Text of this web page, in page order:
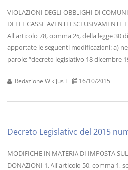
VIOLAZIONI DEGLI OBBLIGHI DI
DELLE CASSE AVENTI ESCLUSIVAMENTE
All'articolo 78, comma 26, della legge 30
apportate le seguenti modificazioni: a)
parole: “decreto legislativo 18 dicembre
Redazione WikiJus I 16/10/2015
Decreto Legislativo del 2015
MODIFICHE IN MATERIA DI IMPOSTA
DONAZIONI 1. All'articolo 50, comma 1,